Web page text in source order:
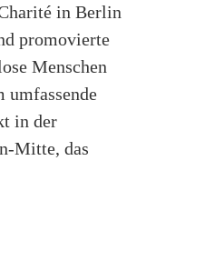
in Berlin
promovierte
Menschen
umfassende
in der
Mitte, das